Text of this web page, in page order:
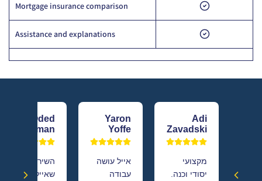
Mortgage insurance comparison
Assistance and explanations
Adi
Zavadski
מקצועי
יסודי וכנה.
Yaron
Yoffe
אייל עושה
עבודה
Oded
Oman
השירות
שאייל נותן